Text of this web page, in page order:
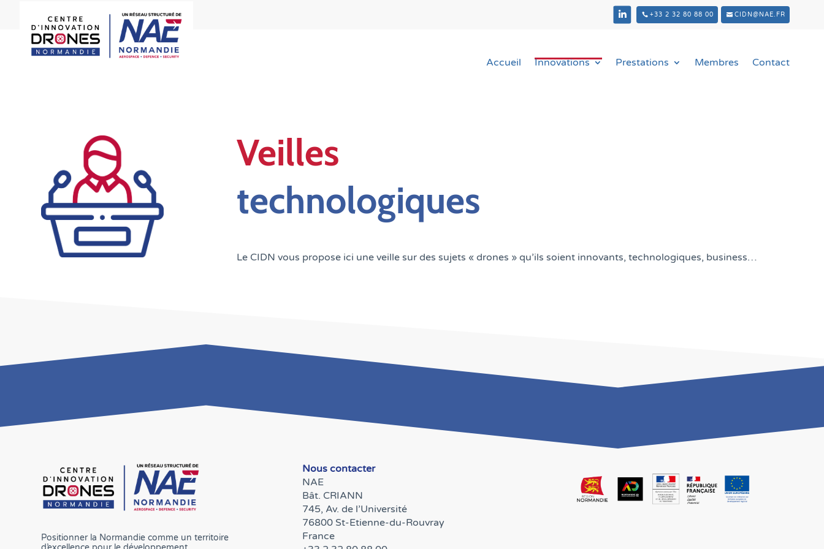
+33 2 32 80 88 00 CIDN@NAE.FR
Accueil Innovations Prestations Membres Contact
Veilles
technologiques
Le CIDN vous propose ici une veille sur des sujets « drones » qu’ils soient innovants, technologiques, business…
Positionner la Normandie comme un territoire
Nous contacter
NAE
Bât. CRIANN
745, Av. de l’Université
76800 St-Etienne-du-Rouvray
France